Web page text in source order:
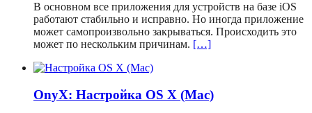
В основном все приложения для устройств на базе iOS
работают стабильно и исправно. Но иногда приложение
может самопроизвольно закрываться. Происходить это
может по нескольким причинам. […]
OnyX: Настройка OS X (Mac)